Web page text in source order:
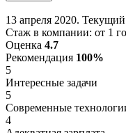
13 апреля 2020.
Стаж в компании: от 1
Оценка 4.7
Рекомендация 100%
5
Интересные задачи
5
Современные
4